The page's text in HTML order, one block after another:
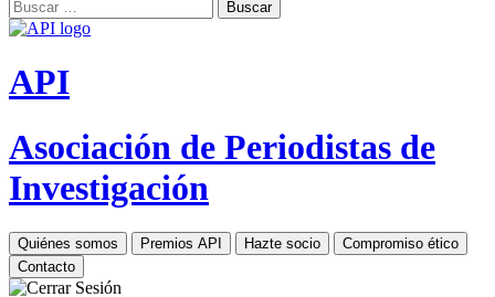
Ir
contenido
API
Asociación de Periodistas de
Investigación
Quiénes somos Premios API Hazte socio
Compromiso ético
Contacto